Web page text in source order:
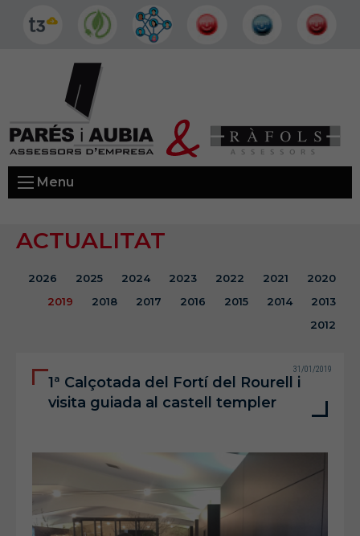
Menu
ACTUALITAT
2026 2025 2024 2023 2022 2021
2020
2019
2018 2017 2016 2015 2014
2013
2012
1ª Calçotada del Fortí del Rourell i
visita guiada al castell templer
31/01/2019